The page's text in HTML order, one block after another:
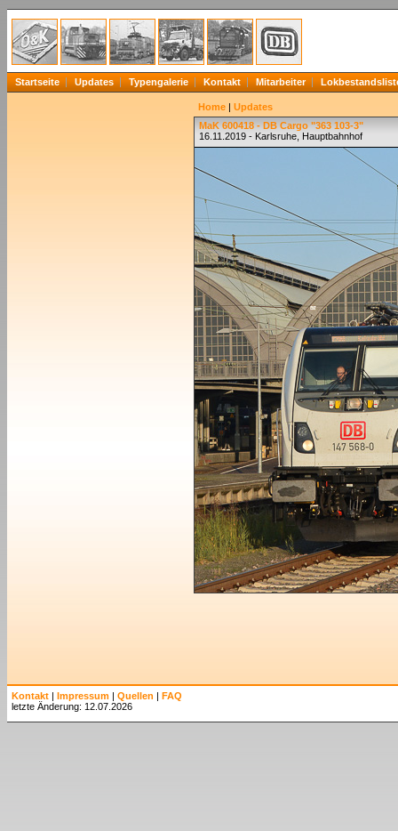
Startseite Updates Typengalerie Kontakt Mitarbeiter
Home | Updates
MaK 600418 - DB Cargo "363 103-3"
16.11.2019 - Karlsruhe, Hauptbahnhof
Kontakt | Impressum | Quellen | FAQ
letzte Änderung: 12.07.2026